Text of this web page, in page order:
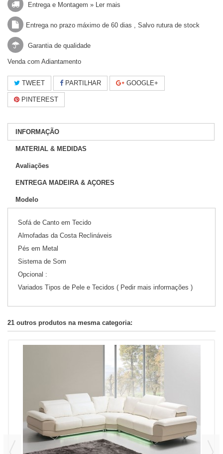
Entrega e Montagem » Ler mais
Entrega no prazo máximo de 60 dias , Salvo rutura de stock
Garantia de qualidade
Venda com Adiantamento
TWEET PARTILHAR GOOGLE+
PINTEREST
INFORMAÇÃO
MATERIAL & MEDIDAS
Avaliações
ENTREGA MADEIRA & AÇORES
Modelo
Sofá de Canto em Tecido
Almofadas da Costa Reclináveis
Pés em Metal
Sistema de Som
Opcional :
Variados Tipos de Pele e Tecidos ( Pedir mais informações )
21 outros produtos na mesma categoria: